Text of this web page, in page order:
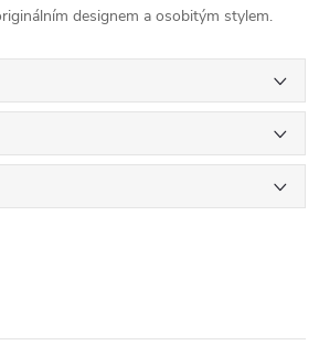
designem a osobitým stylem.